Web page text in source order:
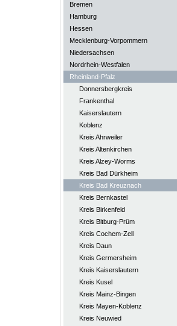
Bremen
Hamburg
Hessen
Mecklenburg-Vorpommern
Niedersachsen
Nordrhein-Westfalen
Rheinland-Pfalz
Donnersbergkreis
Frankenthal
Kaiserslautern
Koblenz
Kreis Ahrweiler
Kreis Altenkirchen
Kreis Alzey-Worms
Kreis Bad Dürkheim
Kreis Bad Kreuznach
Kreis Bernkastel
Kreis Birkenfeld
Kreis Bitburg-Prüm
Kreis Cochem-Zell
Kreis Daun
Kreis Germersheim
Kreis Kaiserslautern
Kreis Kusel
Kreis Mainz-Bingen
Kreis Mayen-Koblenz
Kreis Neuwied